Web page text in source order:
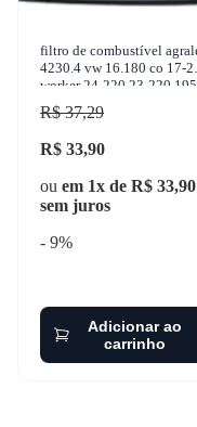
filtro de combustível
4230.4 vw 16.180 co 17-
worker 24-220 23-220
2011 wega - fcd-2045b
R$ 37,29
R$ 33,90
ou em 1x de R$ 33,90
sem juros
- 9%
Adicionar ao
carrinho